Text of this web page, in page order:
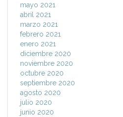
mayo 2021
abril 2021
marzo 2021
febrero 2021
enero 2021
diciembre 2020
noviembre 2020
octubre 2020
septiembre 2020
agosto 2020
julio 2020
junio 2020